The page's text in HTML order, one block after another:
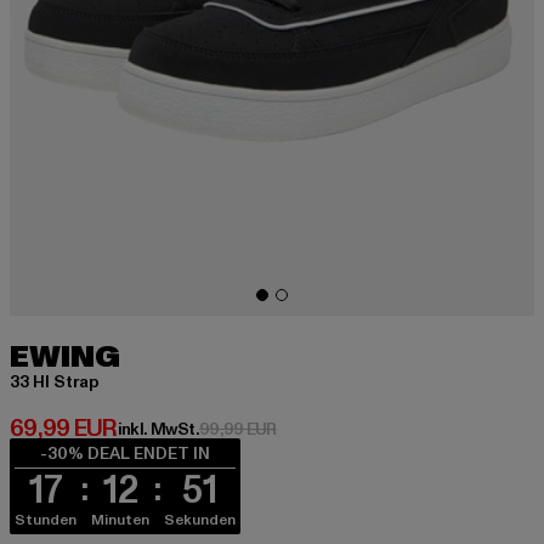
EWING
33 HI Strap
69,99 EUR
Derzeitiger Preis: 69,99 EUR
inkl. MwSt.99,99 EURAktionspreis: 99,99 EUR
-30% DEAL ENDET IN
17
Stunden
12
Minuten
51
Sekunden